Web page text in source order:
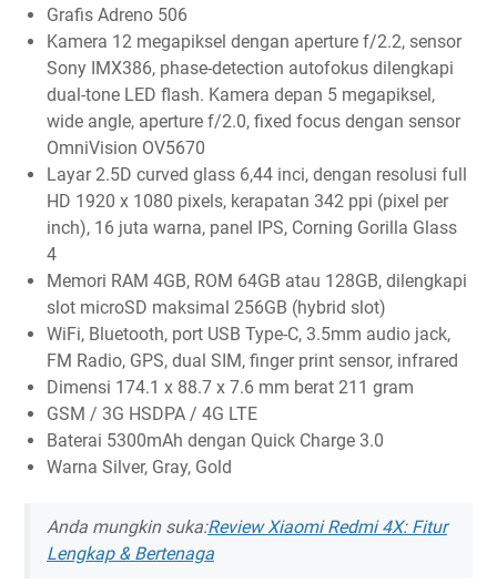
Grafis Adreno 506
Kamera 12 megapiksel dengan aperture f/2.2, sensor
Sony IMX386, phase-detection autofokus dilengkapi
dual-tone LED flash. Kamera depan 5 megapiksel,
wide angle, aperture f/2.0, fixed focus dengan sensor
OmniVision OV5670
Layar 2.5D curved glass 6,44 inci, dengan resolusi full
HD 1920 x 1080 pixels, kerapatan 342 ppi (pixel per
inch), 16 juta warna, panel IPS, Corning Gorilla Glass
4
Memori RAM 4GB, ROM 64GB atau 128GB, dilengkapi
slot microSD maksimal 256GB (hybrid slot)
WiFi, Bluetooth, port USB Type-C, 3.5mm audio jack,
FM Radio, GPS, dual SIM, finger print sensor, infrared
Dimensi 174.1 x 88.7 x 7.6 mm berat 211 gram
GSM / 3G HSDPA / 4G LTE
Baterai 5300mAh dengan Quick Charge 3.0
Warna Silver, Gray, Gold
Anda mungkin suka:Review Xiaomi Redmi 4X: Fitur
Lengkap & Bertenaga